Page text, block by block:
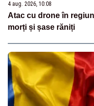
4 aug. 2026, 10:08
Atac cu drone în
morți și șase răniți